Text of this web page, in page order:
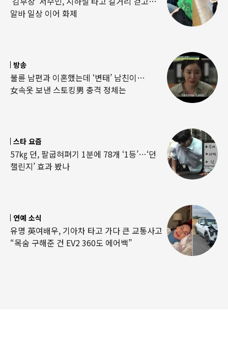
알바 일상 이어 화제
방송
불륜 남편과 이혼했는데 ‘변태’ 남친이…
女속옷 보낸 스토킹男 충격 정체는
스타 요즘
57㎏ 던, 팔굽혀펴기 1분에 78개 ‘1등’…‘던
챌린지’ 효과 봤나
연예 소식
유명 英여배우, 기아차 타고 가다 큰 교통사고
“목숨 구해준 건 EV2 360도 에어백”